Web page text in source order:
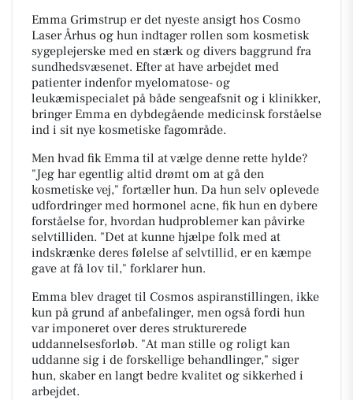
Emma Grimstrup er det nyeste ansigt hos Cosmo
Laser Århus og hun indtager rollen som kosmetisk
sygeplejerske med en stærk og divers baggrund fra
sundhedsvæsenet. Efter at have arbejdet med
patienter indenfor myelomatose- og
leukæmispecialet på både sengeafsnit og i klinikker,
bringer Emma en dybdegående medicinsk forståelse
ind i sit nye kosmetiske fagområde.
Men hvad fik Emma til at vælge denne rette hylde?
"Jeg har egentlig altid drømt om at gå den
kosmetiske vej," fortæller hun. Da hun selv oplevede
udfordringer med hormonel acne, fik hun en dybere
forståelse for, hvordan hudproblemer kan påvirke
selvtilliden. "Det at kunne hjælpe folk med at
indskrænke deres følelse af selvtillid, er en kæmpe
gave at få lov til," forklarer hun.
Emma blev draget til Cosmos aspiranstillingen, ikke
kun på grund af anbefalinger, men også fordi hun
var imponeret over deres strukturerede
uddannelsesforløb. "At man stille og roligt kan
uddanne sig i de forskellige behandlinger," siger
hun, skaber en langt bedre kvalitet og sikkerhed i
arbejdet.